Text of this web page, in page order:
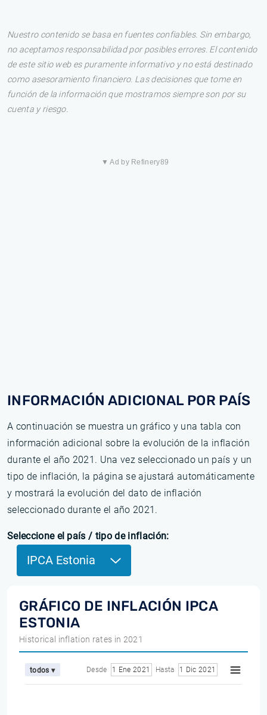
Nuestro contenido se basa en fuentes confiables. Sin embargo,
no aceptamos responsabilidad por posibles errores. El contenido
de este sitio web es puramente informativo y no está destinado
como asesoramiento financiero. Las decisiones que tome en
función de la información que mostramos siempre son por su
cuenta y riesgo.
▼ Ad by Refinery89
INFORMACIÓN ADICIONAL POR PAÍS
A continuación se muestra un gráfico y una tabla con
información adicional sobre la evolución de la inflación
durante el año 2021. Una vez seleccionado un país y un
tipo de inflación, la página se ajustará automáticamente
y mostrará la evolución del dato de inflación
seleccionado durante el año 2021.
Seleccione el país / tipo de inflación:
IPCA Estonia
GRÁFICO DE INFLACIÓN IPCA
ESTONIA
Historical inflation rates in 2021
todos ▾ Desde 1 Ene 2021 Hasta 1 Dic 2021